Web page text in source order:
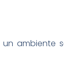
ambiente